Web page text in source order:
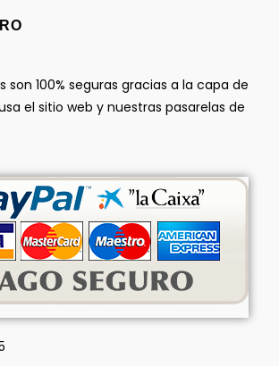
son 100% seguras gracias a la capa de
el sitio web y nuestras pasarelas de